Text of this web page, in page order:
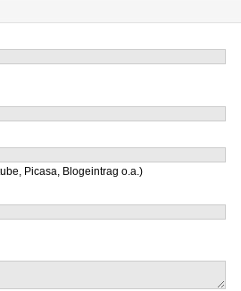
Picasa, Blogeintrag o.a.)